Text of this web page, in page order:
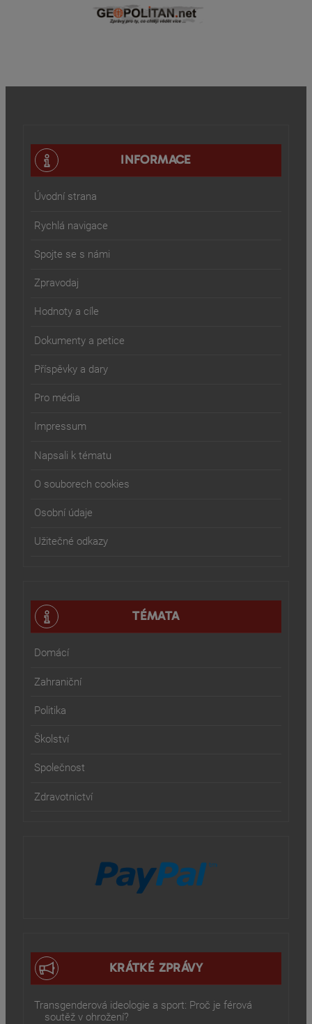
INFORMACE
Úvodní strana
Rychlá navigace
Spojte se s námi
Zpravodaj
Hodnoty a cíle
Dokumenty a petice
Příspěvky a dary
Pro média
Impressum
Napsali k tématu
O souborech cookies
Osobní údaje
Užitečné odkazy
TÉMATA
Domácí
Zahraniční
Politika
Školství
Společnost
Zdravotnictví
KRÁTKÉ ZPRÁVY
Transgenderová ideologie a sport: Proč je férová
soutěž v ohrožení?